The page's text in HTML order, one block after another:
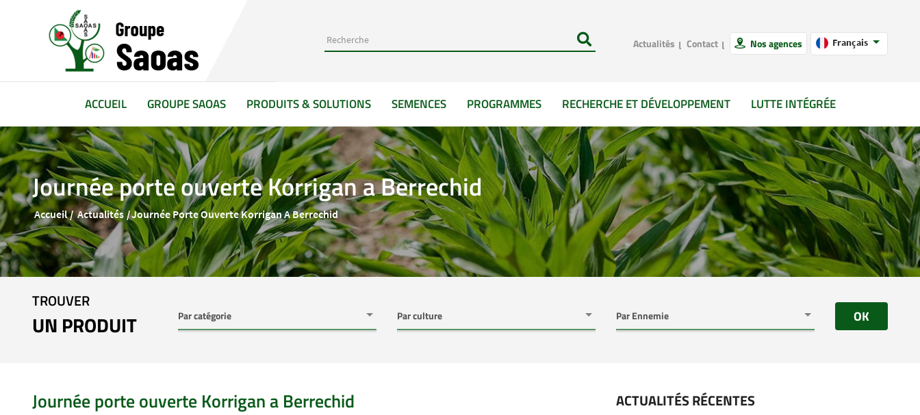
Actualités Contact Nos agences Français
ACCUEIL(CURRENT)
GROUPE SAOAS PRODUITS & SOLUTIONS SEMENCES PROGRAMMES RECHERCHE ET DÉVELOPPEMENT LUTTE INTÉGRÉE
Journée porte ouverte Korrigan a Berrechid
Accueil Actualités Journée Porte Ouverte Korrigan A Berrechid
TROUVER
UN PRODUIT OK
Journée porte ouverte Korrigan a Berrechid ACTUALITÉS RÉCENTES